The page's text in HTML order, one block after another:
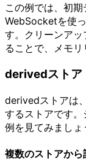
この例では、初
WebSocketを使
す。クリーンア
ることで、メモリ
derivedストア
derivedストアは
するストアです
例を見てみましょ
複数のストアか